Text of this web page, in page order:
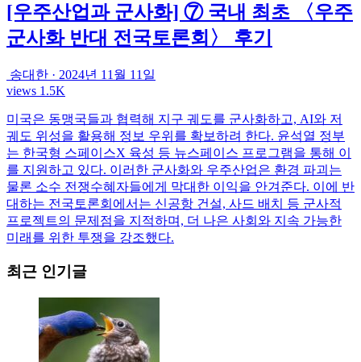
[우주산업과 군사화] ⑦ 국내 최초 〈우주
군사화 반대 전국토론회〉 후기
송대한 · 2024년 11월 11일
views 1.5K
미국은 동맹국들과 협력해 지구 궤도를 군사화하고, AI와 저
궤도 위성을 활용해 정보 우위를 확보하려 한다. 윤석열 정부
는 한국형 스페이스X 육성 등 뉴스페이스 프로그램을 통해 이
를 지원하고 있다. 이러한 군사화와 우주산업은 환경 파괴는
물론 소수 전쟁수혜자들에게 막대한 이익을 안겨준다. 이에 반
대하는 전국토론회에서는 신공항 건설, 사드 배치 등 군사적
프로젝트의 문제점을 지적하며, 더 나은 사회와 지속 가능한
미래를 위한 투쟁을 강조했다.
최근 인기글